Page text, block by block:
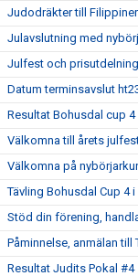
Judodräkter till
Julavslutning med
Julfest och
Datum terminsavslut
Resultat Bohusdal cup 4
Välkomna till årets
Välkomna på
Tävling Bohusdal Cup 4
Stöd din förening,
Påminnelse, anmälan
Resultat Judits Pokal #4